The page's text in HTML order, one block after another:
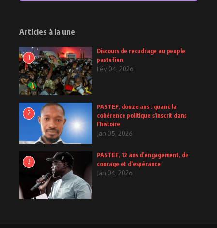
Articles à la une
1
Discours de recadrage au peuple
pastefien
Fév 04, 2026
2
PASTEF, douze ans : quand la
cohérence politique s’inscrit dans
l’histoire
Jan 05, 2026
3
PASTEF, 12 ans d’engagement, de
courage et d’espérance
Jan 04, 2026